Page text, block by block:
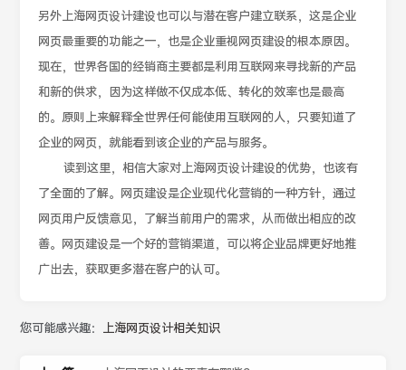
另外上海网页设计建设也可以与潜在客户建立联系，这是企业
网页最重要的功能之一，也是企业重视网页建设的根本原因。
现在，世界各国的经销商主要都是利用互联网来寻找新的产品
和新的供求，因为这样做不仅成本低、转化的效率也是最高
的。原则上来解释全世界任何能使用互联网的人，只要知道了
企业的网页，就能看到该企业的产品与服务。
读到这里，相信大家对上海网页设计建设的优势，也该有
了全面的了解。网页建设是企业现代化营销的一种方针，通过
网页用户反馈意见，了解当前用户的需求，从而做出相应的改
善。网页建设是一个好的营销渠道，可以将企业品牌更好地推
广出去，获取更多潜在客户的认可。
您可能感兴趣： 上海网页设计相关知识